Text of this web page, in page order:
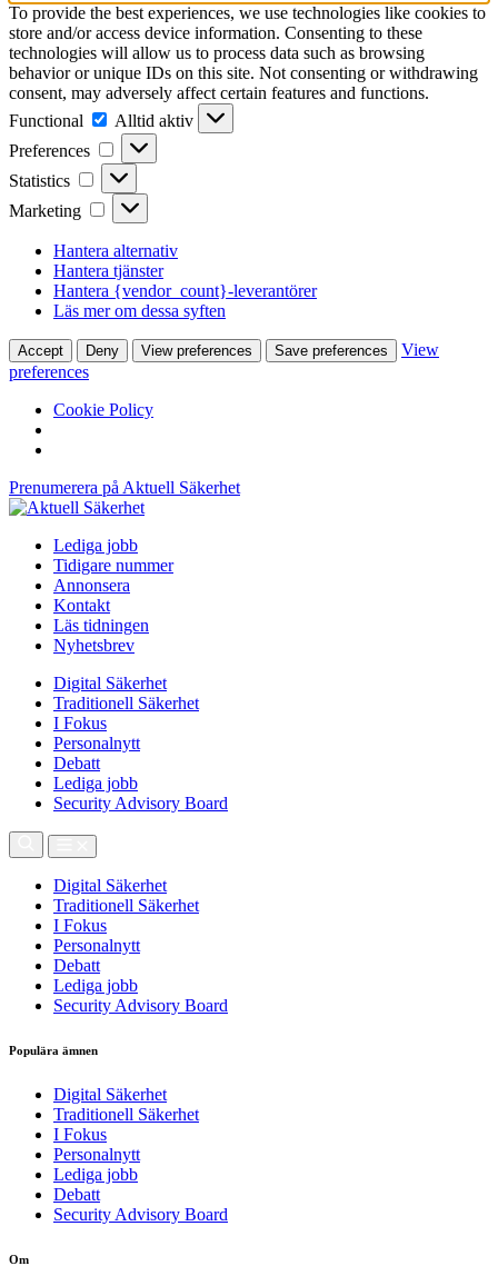
To provide the best experiences, we use technologies like cookies to
store and/or access device information. Consenting to these
technologies will allow us to process data such as browsing
behavior or unique IDs on this site. Not consenting or withdrawing
consent, may adversely affect certain features and functions.
Functional
Functional
Alltid aktiv
Preferences
Preferences
Statistics Statistics
Marketing Marketing
Hantera alternativ
Hantera tjänster
Hantera {vendor_count}-leverantörer
Läs mer om dessa syften
Accept Deny View preferences Save preferences
View
preferences
Cookie Policy
Prenumerera på Aktuell Säkerhet
Lediga jobb
Tidigare nummer
Annonsera
Kontakt
Läs tidningen
Nyhetsbrev
Digital Säkerhet
Traditionell Säkerhet
I Fokus
Personalnytt
Debatt
Lediga jobb
Security Advisory Board
Digital Säkerhet
Traditionell Säkerhet
I Fokus
Personalnytt
Debatt
Lediga jobb
Security Advisory Board
Populära ämnen
Digital Säkerhet
Traditionell Säkerhet
I Fokus
Personalnytt
Lediga jobb
Debatt
Security Advisory Board
Om